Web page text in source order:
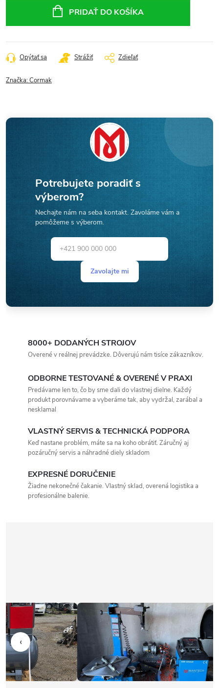
PRIDAŤ DO KOŠÍKA
Opýtať sa Strážiť Zdieľať
Značka:Cormak
Potrebujete poradiť s
výberom?
Nechajte nám na seba kontakt. Zavoláme vám a
pomôžeme s výberom.
Zavolajte mi
8000+ DODANÝCH STROJOV
Overené v reálnej prevádzke. Dôverujú nám tisíce zákazníkov.
ODBORNE TESTOVANÉ & OVERENÉ V PRAXI
Predávame len to, čo by sme dali do vlastnej dielne. Každý
produkt porovnávame a vyberáme tak, aby vydržal, zarábal a
nesklamal
VLASTNÝ SERVIS & TECHNICKÁ PODPORA
Keď nastane problém, máte sa na koho obrátiť. Záručný aj
pozáručný servis a náhradné diely skladom
EXPRESNÉ DORUČENIE
Žiadne nekonečné čakanie. Vlastný sklad, overená logistika a
profesionálne balenie.
‹